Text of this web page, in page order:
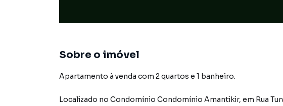
Sobre o imóvel
Apartamento à venda com 2 quartos e 1 banheiro.
Localizado no Condomínio Condomínio Amantikir, em Rua